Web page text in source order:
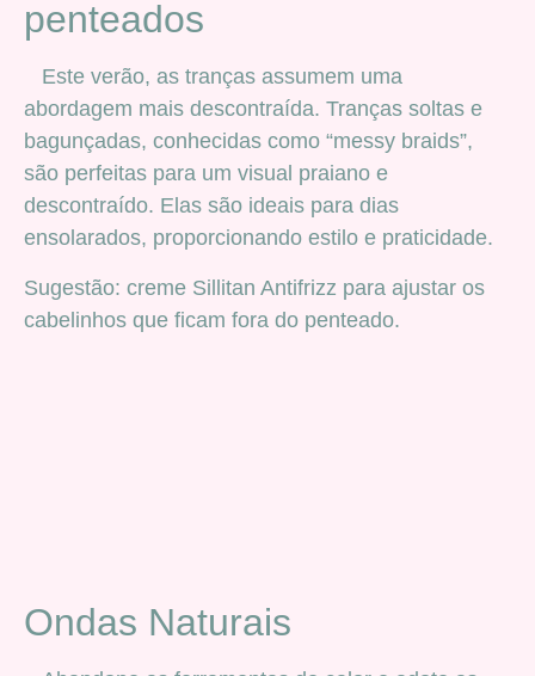
penteados
Este verão, as tranças assumem uma
abordagem mais descontraída. Tranças soltas e
bagunçadas, conhecidas como “messy braids”,
são perfeitas para um visual praiano e
descontraído. Elas são ideais para dias
ensolarados, proporcionando estilo e praticidade.
Sugestão: creme Sillitan Antifrizz para ajustar os
cabelinhos que ficam fora do penteado.
Ondas Naturais